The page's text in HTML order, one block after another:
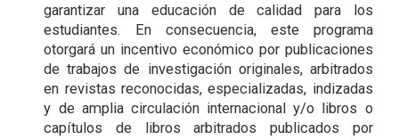
garantizar una educación de calidad para los
estudiantes. En consecuencia, este programa
otorgará un incentivo económico por publicaciones
de trabajos de investigación originales, arbitrados
en revistas reconocidas, especializadas, indizadas
y de amplia circulación internacional y/o libros o
capítulos de libros arbitrados publicados por